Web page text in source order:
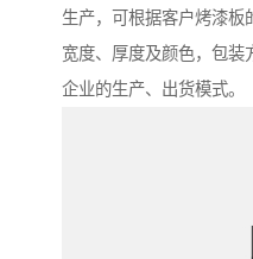
生产，可根据客户烤漆板
宽度、厚度及颜色，包装
企业的生产、出货模式。